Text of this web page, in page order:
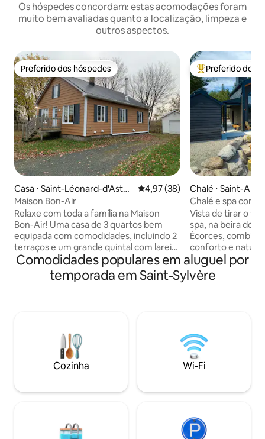
Os hóspedes concordam: estas acomodações foram
muito bem avaliadas quanto a localização, limpeza e
outros aspectos.
Preferido dos hóspedes
Preferido dos hóspedes
Casa ⋅ Saint-Léonard-d'Asto
n
4,97 de uma avaliação média
4,97 (38)
Maison Bon-Air
Relaxe com toda a família na Maison
Bon-Air! Uma casa de 3 quartos bem
equipada com comodidades, incluindo 2
terraços e um grande quintal com lareira
para sua diversão. A cozinha inclui
eletrodomésticos de qualidade e todas
as necessidades para criar refeições
1h30 de Montreal e a 1h da cidade de
Québec, este é o lugar ideal para
explorar tudo o que Québec tem a
Entre os
Preferido dos
Chalé ⋅ Saint-
nts
Chalé e spa com
hall de entrada +
Vista de tirar o
spa, na beira do
Écorces,
conforto e
refinado com A/
novo, lareira
churrasqueira e
enorme
vista para o rio e
trilhas nas
Comodidades populares em aluguel por
temporada em Saint-Sylvère
Cozinha Wi-Fi